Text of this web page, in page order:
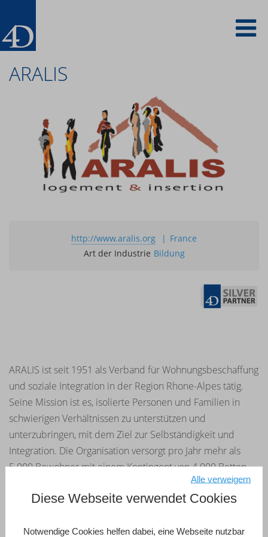
Inhalt
ARALIS
http://www.aralis.org
France
Art der Industrie Bildung
ARALIS ist seit 1951 als Verband für Wohnungsbeschaffung
und soziale Integration in der Region Rhone-Alpes tätig.
Seine Mission ist es, isolierte Personen und Familien in
schwierigen Verhältnissen zu unterstützen und
unterzubringen, mit dem Ziel zur Selbständigkeit und
Integration. Die Organisation versorgt pro Jahr mehr als
5.000 Bewohner mit einem Kontingent von 4.000 Betten,
die sich auf ca. 40 Unterkünfte verteilen. Eine auf 4D
basierende Anwendung steuert die Verwaltung und die
Pflege der Datensätze, Aktionen, Statistiken sowie Berichte
Diese Webseite verwendet Cookies
Notwendige Cookies helfen dabei, eine Webseite nutzbar
Alle verweigern